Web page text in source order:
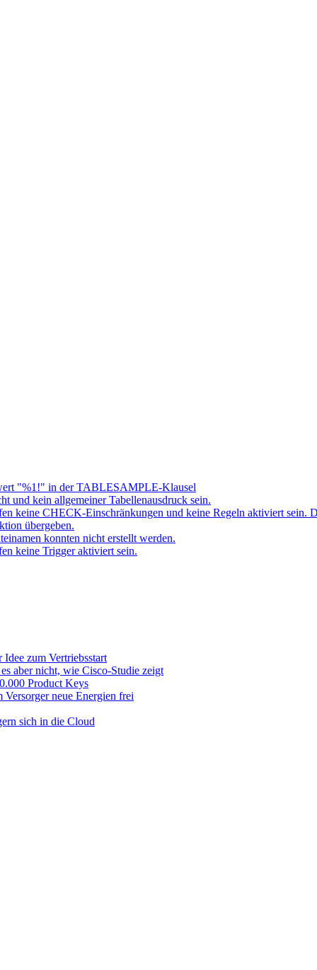
"%1!" in der TABLESAMPLE-Klausel
kein allgemeiner Tabellenausdruck sein.
keine CHECK-Einschränkungen und keine Regeln aktiviert sein.
übergeben.
konnten nicht erstellt werden.
keine Trigger aktiviert sein.
zum Vertriebsstart
aber nicht, wie Cisco-Studie zeigt
Product Keys
neue Energien frei
sich in die Cloud